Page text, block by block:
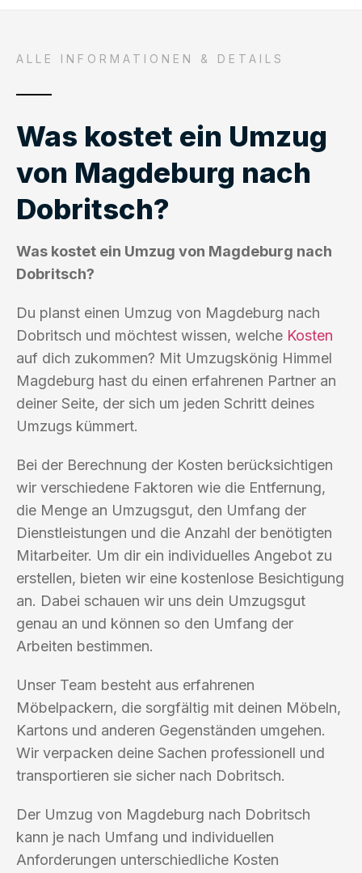
ALLE INFORMATIONEN & DETAILS
Was kostet ein Umzug
von Magdeburg nach
Dobritsch?
Was kostet ein Umzug von Magdeburg nach
Dobritsch?
Du planst einen Umzug von Magdeburg nach
Dobritsch und möchtest wissen, welche Kosten
auf dich zukommen? Mit Umzugskönig Himmel
Magdeburg hast du einen erfahrenen Partner an
deiner Seite, der sich um jeden Schritt deines
Umzugs kümmert.
Bei der Berechnung der Kosten berücksichtigen
wir verschiedene Faktoren wie die Entfernung,
die Menge an Umzugsgut, den Umfang der
Dienstleistungen und die Anzahl der benötigten
Mitarbeiter. Um dir ein individuelles Angebot zu
erstellen, bieten wir eine kostenlose Besichtigung
an. Dabei schauen wir uns dein Umzugsgut
genau an und können so den Umfang der
Arbeiten bestimmen.
Unser Team besteht aus erfahrenen
Möbelpackern, die sorgfältig mit deinen Möbeln,
Kartons und anderen Gegenständen umgehen.
Wir verpacken deine Sachen professionell und
transportieren sie sicher nach Dobritsch.
Der Umzug von Magdeburg nach Dobritsch
kann je nach Umfang und individuellen
Anforderungen unterschiedliche Kosten